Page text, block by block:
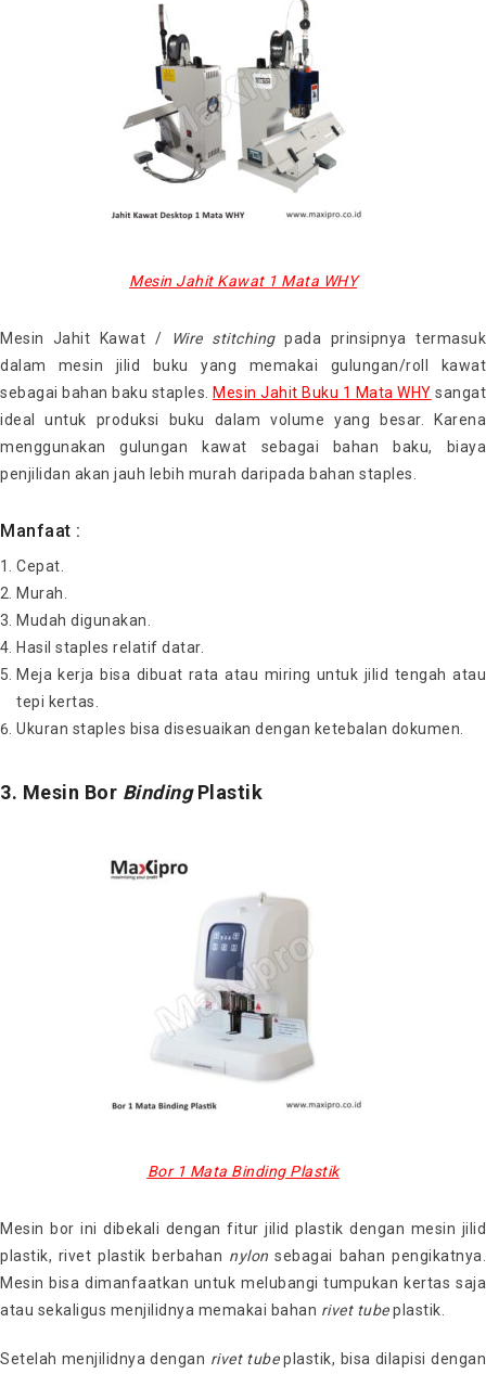
Mesin Jahit Kawat 1 Mata WHY
Mesin Jahit Kawat / Wire stitchingpada prinsipnya termasuk
dalam mesin jilid buku yang memakai gulungan/roll kawat
sebagai bahan baku staples.
Mesin Jahit Buku 1 Mata WHY sangat
ideal untuk produksi buku dalam volume yang besar. Karena
menggunakan gulungan kawat sebagai bahan baku, biaya
penjilidan akan jauh lebih murah daripada bahan staples.
Manfaat :
Cepat.
Murah.
Mudah digunakan.
Hasil staples relatif datar.
Meja kerja bisa dibuat rata atau miring untuk jilid tengah atau
tepi kertas.
Ukuran staples bisa disesuaikan dengan ketebalan dokumen.
3. Mesin Bor BindingPlastik
Bor 1 Mata Binding Plastik
Mesin bor ini dibekali dengan fitur jilid plastik dengan mesin jilid
plastik, rivet plastik berbahan nylon sebagai bahan pengikatnya.
Mesin bisa dimanfaatkan untuk melubangi tumpukan kertas saja
atau sekaligus menjilidnya memakai bahan rivet tubeplastik.
Setelah menjilidnya dengan rivet tubeplastik, bisa dilapisi dengan